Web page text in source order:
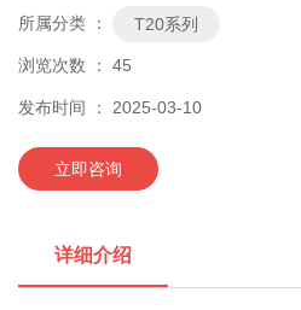
所属分类 ： T20系列
浏览次数 ： 45
发布时间 ： 2025-03-10
立即咨询
详细介绍